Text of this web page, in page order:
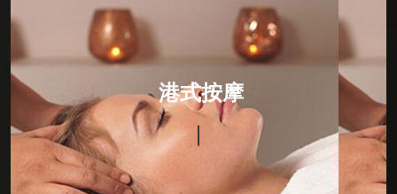
港式按摩
港式按摩
选用纯天然植物提炼而成的精华原液,结合专用护肤按摩
油，秉承物理学和生物学的原理，以缓慢轻柔的动作对
人体进行按压、摩擦、推拿。按摩手法细腻、指间节奏
感强。从而达到刺激皮肤神经，具有排毒、润肤养颜、
消脂纤体、提神醒脑、舒经活络、养肾补元、改善和平
衡新陈代谢功效;即刻消除精神疲劳，舒缓焦虑及紧张功